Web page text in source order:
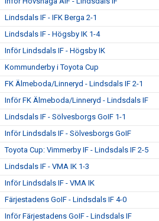
Lindsdals IF - IFK Berga 2-1
Lindsdals IF - Högsby IK 1-4
Inför Lindsdals IF - Högsby IK
Kommunderby i Toyota Cup
FK Älmeboda/Linneryd - Lindsdals IF 2-1
Inför FK Älmeboda/Linneryd - Lindsdals IF
Lindsdals IF - Sölvesborgs GoIF 1-1
Inför Lindsdals IF - Sölvesborgs GoIF
Toyota Cup: Vimmerby IF - Lindsdals IF 2-5
Lindsdals IF - VMA IK 1-3
Inför Lindsdals IF - VMA IK
Färjestadens GoIF - Lindsdals IF 4-0
Inför Färjestadens GoIF - Lindsdals IF